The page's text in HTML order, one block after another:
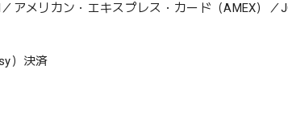
メリカン・エキスプレス・カード（AMEX）／
）決済